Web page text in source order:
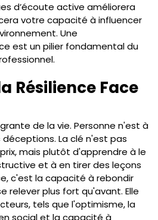
d’écoute active améliorera
votre capacité à influencer
Une
est un pilier fondamental du
Résilience Face
de la vie. Personne n'est à
La clé n'est pas
mais plutôt d'apprendre à le
et à en tirer des leçons
c'est la capacité à rebondir
relever plus fort qu'avant. Elle
tels que l'optimisme, la
social et la capacité à